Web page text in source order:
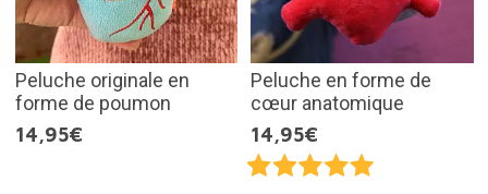
Peluche originale en
forme de poumon
14,95€
Peluche en forme de
cœur anatomique
14,95€